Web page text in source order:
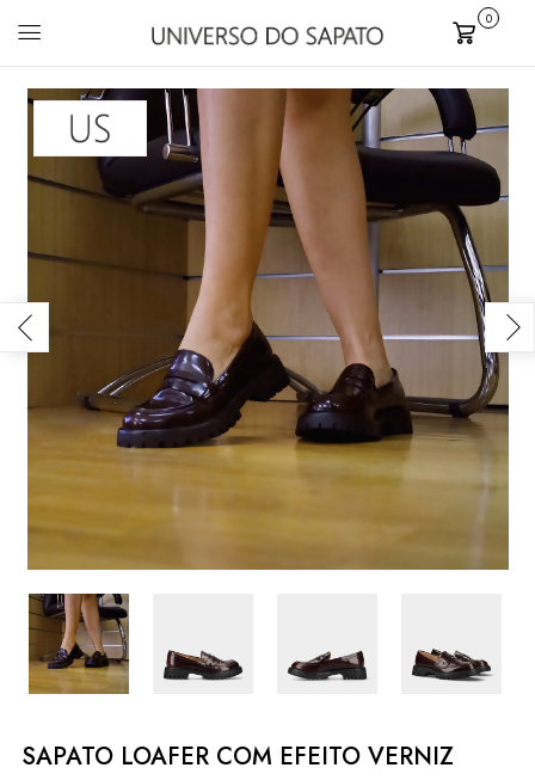
Carrinho
0
SAPATO LOAFER COM EFEITO VERNIZ